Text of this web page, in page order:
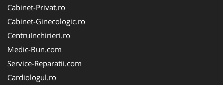
Cabinet-Privat.ro
Cabinet-Ginecologic.ro
CentruInchirieri.ro
Medic-Bun.com
Service-Reparatii.com
Cardiologul.ro